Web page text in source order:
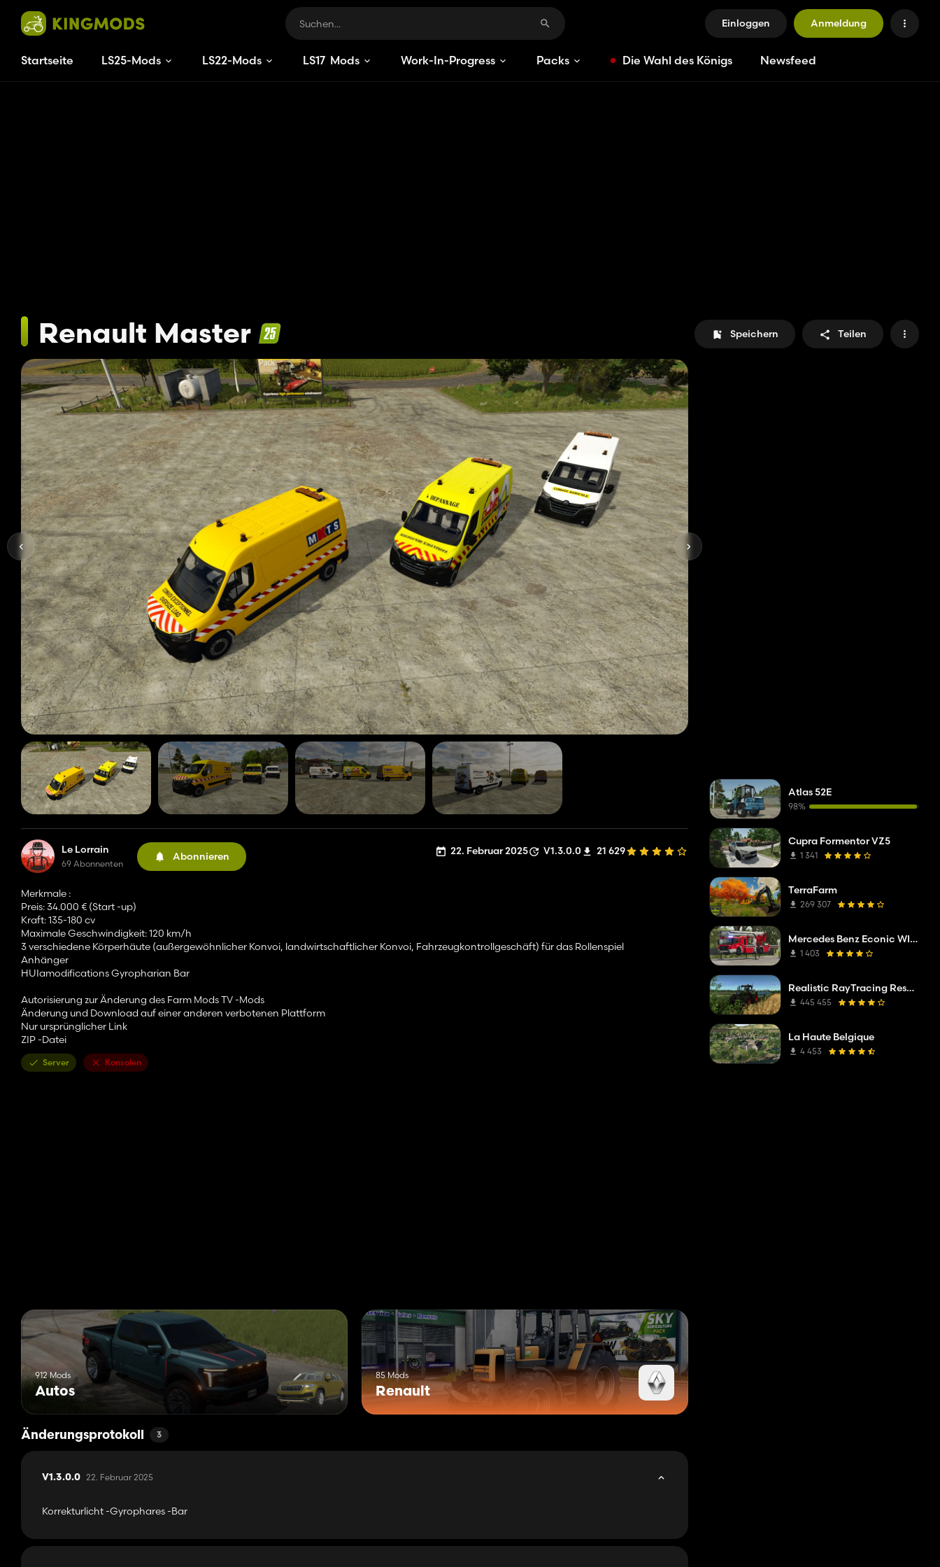
Einloggen Anmeldung
Startseite LS25-Mods LS22-Mods LS17 Mods Work-In-Progress Packs Die Wahl des Königs Newsfeed
Renault Master Speichern Teilen
Le Lorrain
69 Abonnenten
Abonnieren 22. Februar 2025 V1.3.0.0 21 629
Merkmale :
Preis: 34.000 € (Start -up)
Kraft: 135-180 cv
Maximale Geschwindigkeit: 120 km/h
3 verschiedene Körperhäute (außergewöhnlicher Konvoi, landwirtschaftlicher Konvoi, Fahrzeugkontrollgeschäft) für das Rollenspiel
Anhänger
HUIamodifications Gyropharian Bar
Autorisierung zur Änderung des Farm Mods TV -Mods
Änderung und Download auf einer anderen verbotenen Plattform
Nur ursprünglicher Link
ZIP -Datei
Server Konsolen
912 Mods
Autos
85 Mods
Renault
Änderungsprotokoll 3
V1.3.0.0 22. Februar 2025
Korrekturlicht -Gyrophares -Bar
Atlas 52E
98%
Cupra Formentor VZ5
1 341
TerraFarm
269 307
Mercedes Benz Econic WISS Teleskopmastbühne
1 403
Realistic RayTracing Reshade Preset
445 455
La Haute Belgique
4 453